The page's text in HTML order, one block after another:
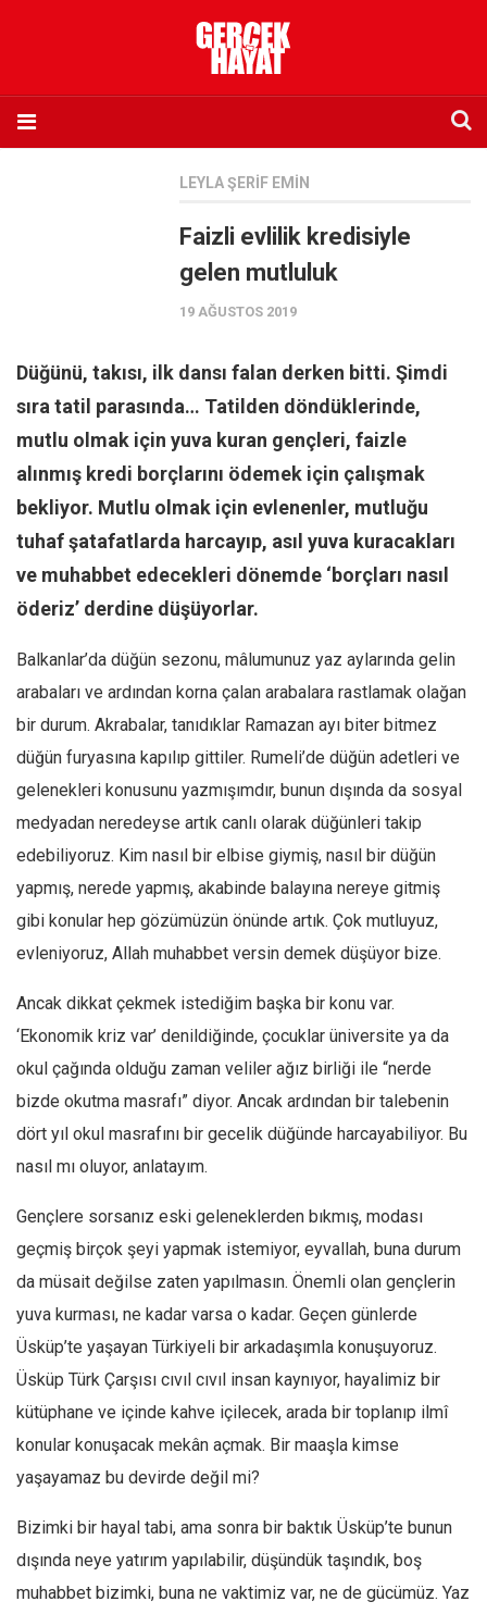
Abone olmak istiyorum
Eksik sayıların temini
Twitter
Facebook
Instagram
YouTube
Editörden
Yazarlar
Kemal Özer
Mahmut Toptaş
Yvonne Ridley
Barış Tarımcıoğlu
Ömer Kayani
Yusuf Armağan
Hasanali Yıldırım
Mehmet Ali Tekin
Abir E. Nahas
Amina S. Jenenkovic
Bu Sayı
Kategoriler
Kültür Sanat
Kitap
Karisi kitap sualleri
7 soruda bu hafta
Ekonomi
Spor
Manzara
Sağlık
LEYLA ŞERIF EMIN
Faizli evlilik kredisiyle
gelen mutluluk
19 AĞUSTOS 2019
Düğünü, takısı, ilk dansı falan derken bitti. Şimdi
sıra tatil parasında… Tatilden döndüklerinde,
mutlu olmak için yuva kuran gençleri, faizle
alınmış kredi borçlarını ödemek için çalışmak
bekliyor. Mutlu olmak için evlenenler, mutluğu
tuhaf şatafatlarda harcayıp, asıl yuva kuracakları
ve muhabbet edecekleri dönemde ‘borçları nasıl
öderiz’ derdine düşüyorlar.
Balkanlar’da düğün sezonu, mâlumunuz yaz aylarında gelin
arabaları ve ardından korna çalan arabalara rastlamak olağan
bir durum. Akrabalar, tanıdıklar Ramazan ayı biter bitmez
düğün furyasına kapılıp gittiler. Rumeli’de düğün adetleri ve
gelenekleri konusunu yazmışımdır, bunun dışında da sosyal
medyadan neredeyse artık canlı olarak düğünleri takip
edebiliyoruz. Kim nasıl bir elbise giymiş, nasıl bir düğün
yapmış, nerede yapmış, akabinde balayına nereye gitmiş
gibi konular hep gözümüzün önünde artık. Çok mutluyuz,
evleniyoruz, Allah muhabbet versin demek düşüyor bize.
Ancak dikkat çekmek istediğim başka bir konu var.
‘Ekonomik kriz var’ denildiğinde, çocuklar üniversite ya da
okul çağında olduğu zaman veliler ağız birliği ile “nerde
bizde okutma masrafı” diyor. Ancak ardından bir talebenin
dört yıl okul masrafını bir gecelik düğünde harcayabiliyor. Bu
nasıl mı oluyor, anlatayım.
Gençlere sorsanız eski geleneklerden bıkmış, modası
geçmiş birçok şeyi yapmak istemiyor, eyvallah, buna durum
da müsait değilse zaten yapılmasın. Önemli olan gençlerin
yuva kurması, ne kadar varsa o kadar. Geçen günlerde
Üsküp’te yaşayan Türkiyeli bir arkadaşımla konuşuyoruz.
Üsküp Türk Çarşısı cıvıl cıvıl insan kaynıyor, hayalimiz bir
kütüphane ve içinde kahve içilecek, arada bir toplanıp ilmî
konular konuşacak mekân açmak. Bir maaşla kimse
yaşayamaz bu devirde değil mi?
Bizimki bir hayal tabi, ama sonra bir baktık Üsküp’te bunun
dışında neye yatırım yapılabilir, düşündük taşındık, boş
muhabbet bizimki, buna ne vaktimiz var, ne de gücümüz. Yaz